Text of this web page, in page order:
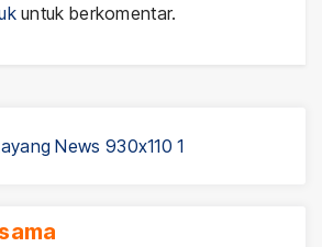
untuk berkomentar.